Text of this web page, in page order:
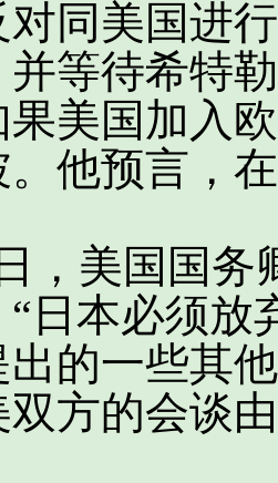
美国进行
等待希特
果美国加入
他预言，
美国国务
日本必须放
的一些其
方的会谈